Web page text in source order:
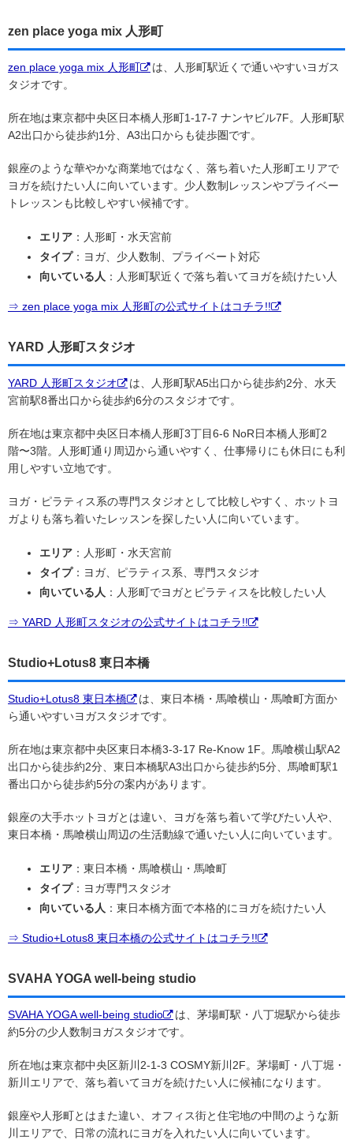
zen place yoga mix 人形町
zen place yoga mix 人形町
は、人形町駅近くで通いやすいヨガス
タジオです。
所在地は東京都中央区日本橋人形町1-17-7 ナンヤビル7F。人形町駅
A2出口から徒歩約1分、A3出口からも徒歩圏です。
銀座のような華やかな商業地ではなく、落ち着いた人形町エリアで
ヨガを続けたい人に向いています。少人数制レッスンやプライベー
トレッスンも比較しやすい候補です。
エリア ：人形町・水天宮前
タイプ：ヨガ、少人数制、プライベート対応
向いている人 ：人形町駅近くで落ち着いてヨガを続けたい人
⇒ zen place yoga mix 人形町の公式サイトはコチラ!!
YARD 人形町スタジオ
YARD 人形町スタジオ
は、人形町駅A5出口から徒歩約2分、水天
宮前駅8番出口から徒歩約6分のスタジオです。
所在地は東京都中央区日本橋人形町3丁目6-6 NoR日本橋人形町2
階〜3階。人形町通り周辺から通いやすく、仕事帰りにも休日にも利
用しやすい立地です。
ヨガ・ピラティス系の専門スタジオとして比較しやすく、ホットヨ
ガよりも落ち着いたレッスンを探したい人に向いています。
エリア ：人形町・水天宮前
タイプ：ヨガ、ピラティス系、専門スタジオ
向いている人 ：人形町でヨガとピラティスを比較したい人
⇒ YARD 人形町スタジオの公式サイトはコチラ!!
Studio+Lotus8 東日本橋
Studio+Lotus8 東日本橋
は、東日本橋・馬喰横山・馬喰町方面か
ら通いやすいヨガスタジオです。
所在地は東京都中央区東日本橋3-3-17 Re-Know 1F。馬喰横山駅A2
出口から徒歩約2分、東日本橋駅A3出口から徒歩約5分、馬喰町駅1
番出口から徒歩約5分の案内があります。
銀座の大手ホットヨガとは違い、ヨガを落ち着いて学びたい人や、
東日本橋・馬喰横山周辺の生活動線で通いたい人に向いています。
エリア ：東日本橋・馬喰横山・馬喰町
タイプ：ヨガ専門スタジオ
向いている人 ：東日本橋方面で本格的にヨガを続けたい人
⇒ Studio+Lotus8 東日本橋の公式サイトはコチラ!!
SVAHA YOGA well-being studio
SVAHA YOGA well-being studio
は、茅場町駅・八丁堀駅から徒歩
約5分の少人数制ヨガスタジオです。
所在地は東京都中央区新川2-1-3 COSMY新川2F。茅場町・八丁堀・
新川エリアで、落ち着いてヨガを続けたい人に候補になります。
銀座や人形町とはまた違い、オフィス街と住宅地の中間のような新
川エリアで、日常の流れにヨガを入れたい人に向いています。